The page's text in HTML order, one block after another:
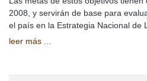
2008, y servirán de base para
el país en la Estrategia Nacional de
leer más ...